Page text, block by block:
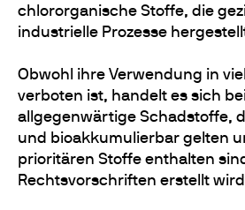
chlororganische Stoffe, die
industrielle Prozesse
Obwohl ihre Verwendung in
verboten ist, handelt es sich
allgegenwärtige Schadstoffe,
und bioakkumulierbar gelten
prioritären Stoffe enthalten
Rechtsvorschriften erstellt